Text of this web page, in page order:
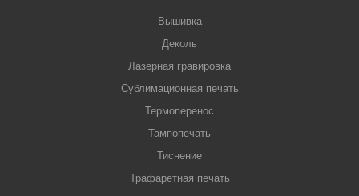
Вышивка
Деколь
Лазерная гравировка
Сублимационная печать
Термоперенос
Тампопечать
Тиснение
Трафаретная печать